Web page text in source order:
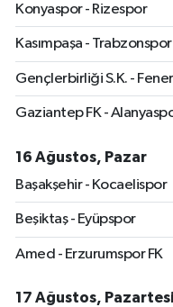
Konyaspor - Rizespor
Kasımpaşa - Trabzonspor
Gençlerbirliği S.K. -
Gaziantep FK -
16 Ağustos, Pazar
Başakşehir - Kocaelispor
Beşiktaş - Eyüpspor
Amed - Erzurumspor FK
17 Ağustos, Pazartesi